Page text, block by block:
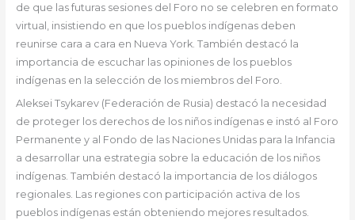
de que las futuras sesiones del Foro no se celebren en formato
virtual, insistiendo en que los pueblos indígenas deben
reunirse cara a cara en Nueva York. También destacó la
importancia de escuchar las opiniones de los pueblos
indígenas en la selección de los miembros del Foro.
Aleksei Tsykarev (Federación de Rusia) destacó la necesidad
de proteger los derechos de los niños indígenas e instó al Foro
Permanente y al Fondo de las Naciones Unidas para la Infancia
a desarrollar una estrategia sobre la educación de los niños
indígenas. También destacó la importancia de los diálogos
regionales. Las regiones con participación activa de los
pueblos indígenas están obteniendo mejores resultados.